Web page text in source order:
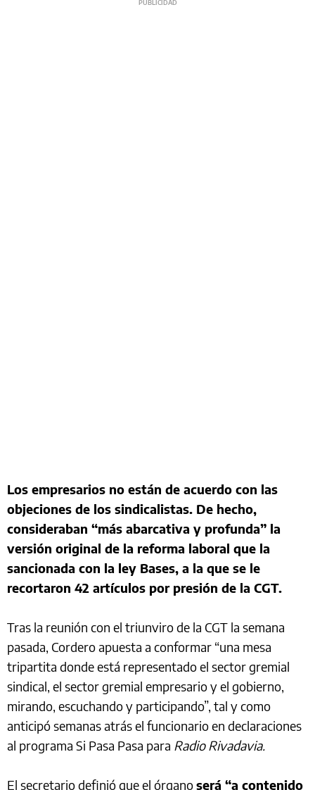
Los empresarios no están de acuerdo con las
objeciones de los sindicalistas. De hecho,
consideraban “más abarcativa y profunda” la
versión original de la reforma laboral que la
sancionada con la ley Bases, a la que se le
recortaron 42 artículos por presión de la CGT.
Tras la reunión con el triunviro de la CGT la semana
pasada, Cordero apuesta a conformar “una mesa
tripartita donde está representado el sector gremial
sindical, el sector gremial empresario y el gobierno,
mirando, escuchando y participando”, tal y como
anticipó semanas atrás el funcionario en declaraciones
al programa Si Pasa Pasa para Radio Rivadavia.
El secretario definió que el órganoserá “a contenido